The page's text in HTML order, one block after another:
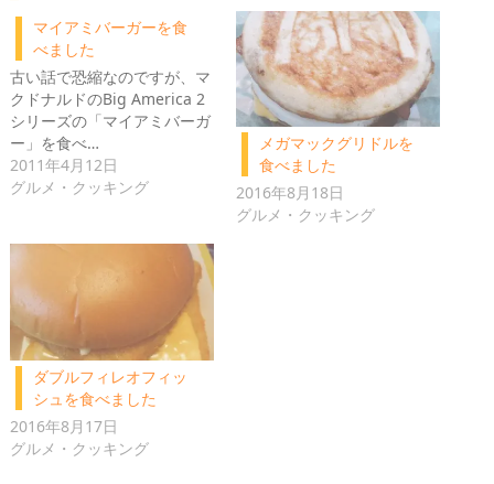
マイアミバーガーを食
べました
古い話で恐縮なのですが、マ
クドナルドのBig America 2
シリーズの「マイアミバーガ
ー」を食べ…
2011年4月12日
グルメ・クッキング
メガマックグリドルを
食べました
2016年8月18日
グルメ・クッキング
ダブルフィレオフィッ
シュを食べました
2016年8月17日
グルメ・クッキング